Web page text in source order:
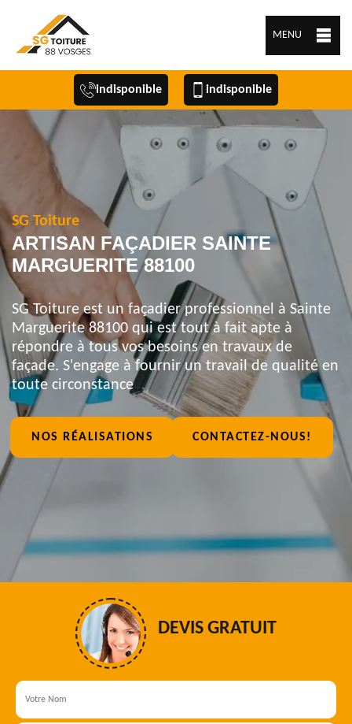
MENU
indisponible indisponible
SG Toiture
ARTISAN FAÇADIER SAINTE
MARGUERITE 88100
SG Toiture est un façadier professionnel à Sainte
Marguerite 88100 qui est tout à fait apte à
répondre à tous vos besoins en travaux de
façade. S'engage à fournir un travail de qualité en
toute circonstance
NOS RÉALISATIONS CONTACTEZ-NOUS!
DEVIS GRATUIT